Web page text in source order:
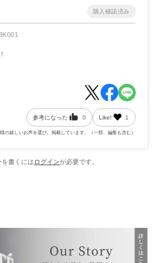
参考になった 0 Like! 1
の嬉しいお声を選び、掲載しています。（一部、編集も含む）
書くには ログインが必要です。